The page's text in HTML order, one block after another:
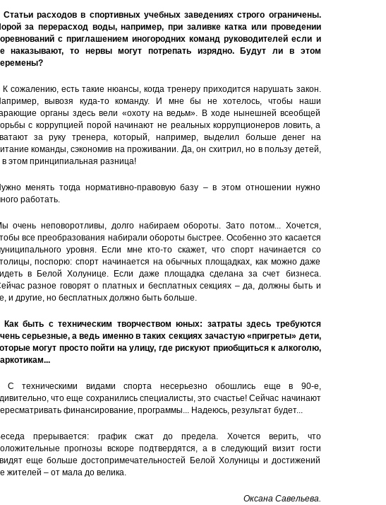
Статьи расходов в спортивных учебных заведениях строго ограничены.
за перерасход воды, например, при заливке катка или проведении
с приглашением иногородних команд руководителей если и
наказывают, то нервы могут потрепать изрядно. Будут ли в этом
К сожалению, есть такие нюансы, когда тренеру приходится нарушать закон.
вывозя куда-то команду. И мне бы не хотелось, чтобы наши
органы здесь вели «охоту на ведьм». В ходе нынешней всеобщей
с коррупцией порой начинают не реальных коррупционеров ловить, а
за руку тренера, который, например, выделил больше денег на
команды, сэкономив на проживании. Да, он схитрил, но в пользу детей,
в этом принципиальная разница!
менять тогда нормативно-правовую базу – в этом отношении нужно
работать.
очень неповоротливы, долго набираем обороты. Зато потом... Хочется,
все преобразования набирали обороты быстрее. Особенно это касается
уровня. Если мне кто-то скажет, что спорт начинается со
поспорю: спорт начинается на обычных площадках, как можно даже
в Белой Холунице. Если даже площадка сделана за счет бизнеса.
разное говорят о платных и бесплатных секциях – да, должны быть и
и другие, но бесплатных должно быть больше.
Как быть с техническим творчеством юных: затраты здесь требуются
серьезные, а ведь именно в таких секциях зачастую «пригреты» дети,
могут просто пойти на улицу, где рискуют приобщиться к алкоголю,
С техническими видами спорта несерьезно обошлись еще в 90-е,
что еще сохранились специалисты, это счастье! Сейчас начинают
финансирование, программы... Надеюсь, результат будет...
прерывается: график сжат до предела. Хочется верить, что
прогнозы вскоре подтвердятся, а в следующий визит гости
еще больше достопримечательностей Белой Холуницы и достижений
жителей – от мала до велика.
Оксана Савельева.